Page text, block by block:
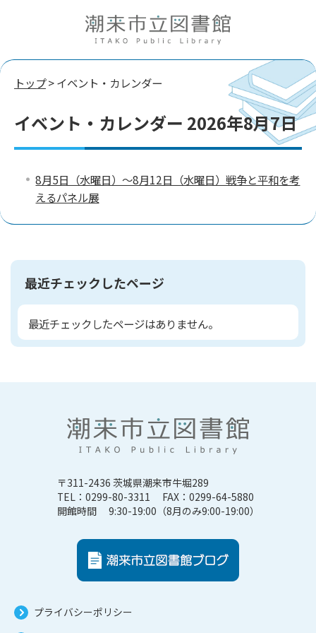
トップ> イベント・カレンダー
イベント・カレンダー 2026年8月7日
8月5日（水曜日）～8月12日（水曜日）戦争と平和を考
えるパネル展
最近チェックしたページ
最近チェックしたページはありません。
〒311-2436 茨城県潮来市牛堀289
TEL：0299-80-3311 FAX：0299-64-5880
開館時間 9:30-19:00（8月のみ9:00-19:00）
プライバシーポリシー